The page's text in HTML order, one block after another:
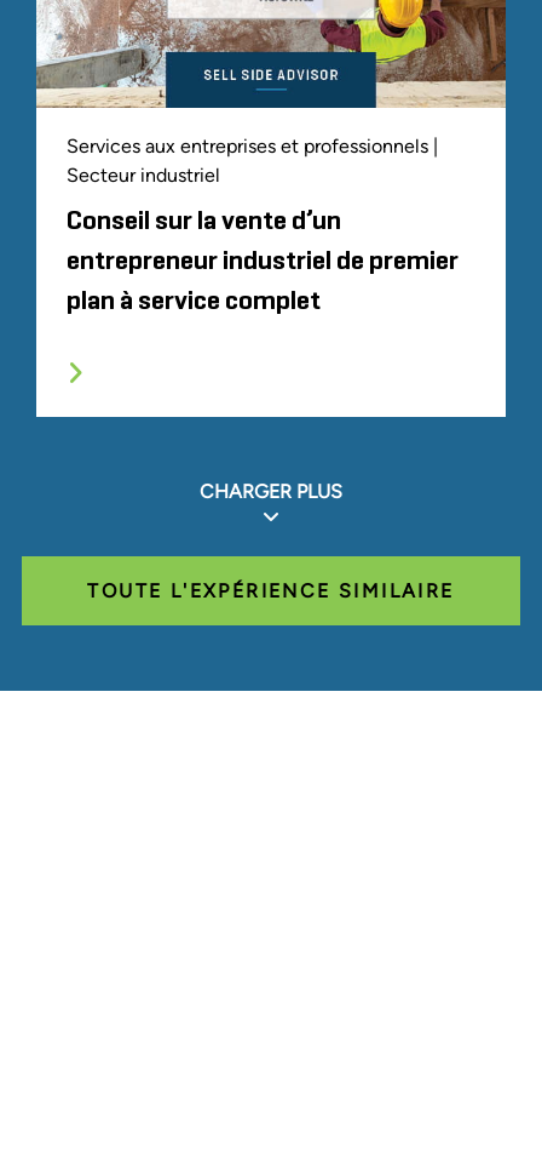
Services aux entreprises et professionnels |
Secteur industriel
Conseil sur la vente d’un
entrepreneur industriel de premier
plan à service complet
CHARGER PLUS
TOUTE L'EXPÉRIENCE SIMILAIRE